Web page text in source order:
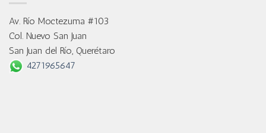
Av. Río Moctezuma #103
Col. Nuevo San Juan
San Juan del Río, Querétaro
4271965647